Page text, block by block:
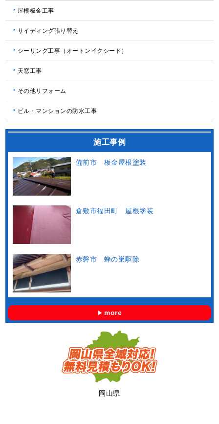
屋根板金工事
サイディング張り替え
シーリング工事（オートンイクシード）
天窓工事
その他リフォーム
ビル・マンションの防水工事
施工事例
備前市 板金屋根塗装
倉敷市福田町 屋根塗装
赤磐市 蜂の巣駆除
more
岡山県